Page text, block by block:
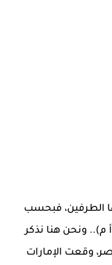
الطرفين، فبحسب
أ م).. ونحن هنا نذكر
وقعت الإمارات